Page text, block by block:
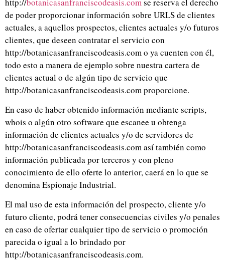
de poder proporcionar información sobre URLS de clientes
actuales, a aquellos prospectos, clientes actuales y/o futuros
clientes, que deseen contratar el servicio con
http://botanicasanfranciscodeasis.com o ya cuenten con él,
todo esto a manera de ejemplo sobre nuestra cartera de
clientes actual o de algún tipo de servicio que
http://botanicasanfranciscodeasis.com proporcione.
En caso de haber obtenido información mediante scripts,
whois o algún otro software que escanee u obtenga
información de clientes actuales y/o de servidores de
http://botanicasanfranciscodeasis.com así también como
información publicada por terceros y con pleno
conocimiento de ello oferte lo anterior, caerá en lo que se
denomina Espionaje Industrial.
El mal uso de esta información del prospecto, cliente y/o
futuro cliente, podrá tener consecuencias civiles y/o penales
en caso de ofertar cualquier tipo de servicio o promoción
parecida o igual a lo brindado por
http://botanicasanfranciscodeasis.com.